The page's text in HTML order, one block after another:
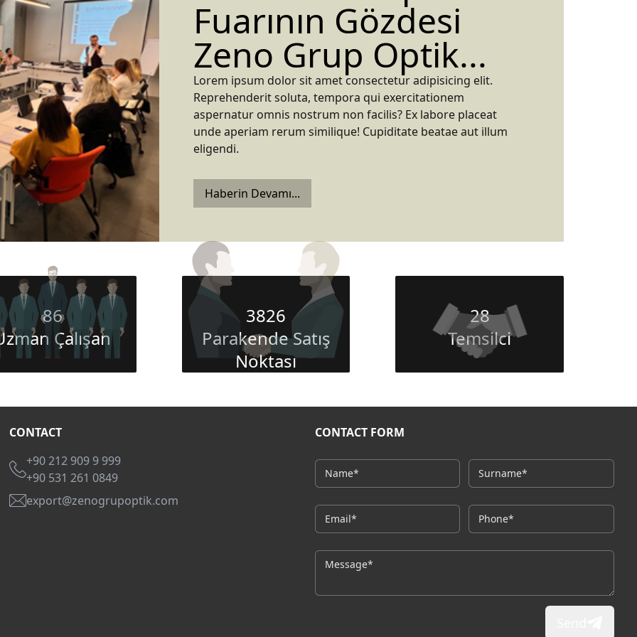
Fuarının Gözdesi
Zeno Grup Optik...
Lorem ipsum dolor sit amet consectetur adipisicing elit.
Reprehenderit soluta, tempora qui exercitationem
aspernatur omnis nostrum non facilis? Ex labore placeat
unde aperiam rerum similique! Cupiditate beatae aut illum
eligendi.
Haberin Devamı...
86
Çalışan
3826
Parakende Satış
Noktası
28
Temsilci
CONTACT
+90 212 909 9 999
+90 531 261 0849
export@zenogrupoptik.com
CONTACT FORM